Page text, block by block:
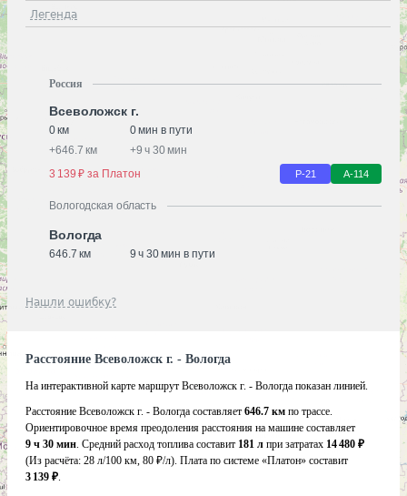
Легенда
Россия
Всеволожск г.
0 км
0 мин в пути
+646.7 км +9 ч 30 мин
3 139 ₽ за Платон
Р-21 А-114
Вологодская область
Вологда
646.7 км 9 ч 30 мин в пути
Нашли ошибку?
Расстояние Всеволожск г. - Вологда
На интерактивной карте маршрут Всеволожск г. - Вологда показан линией.
Расстояние Всеволожск г. - Вологда составляет 646.7 км по трассе.
Ориентировочное время преодоления расстояния на машине составляет
9 ч 30 мин. Средний расход топлива составит 181 л при затратах 14 480 ₽
(Из расчёта: 28 л/100 км, 80 ₽/л). Плата по системе «Платон» составит
3 139 ₽.